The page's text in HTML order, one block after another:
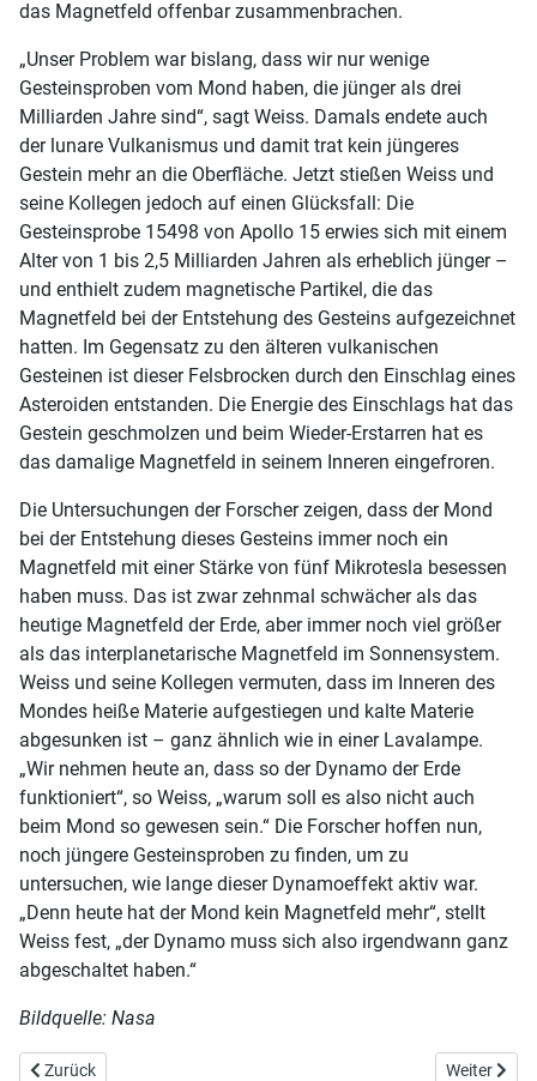
das Magnetfeld offenbar zusammenbrachen.
„Unser Problem war bislang, dass wir nur wenige
Gesteinsproben vom Mond haben, die jünger als drei
Milliarden Jahre sind“, sagt Weiss. Damals endete auch
der lunare Vulkanismus und damit trat kein jüngeres
Gestein mehr an die Oberfläche. Jetzt stießen Weiss und
seine Kollegen jedoch auf einen Glücksfall: Die
Gesteinsprobe 15498 von Apollo 15 erwies sich mit einem
Alter von 1 bis 2,5 Milliarden Jahren als erheblich jünger –
und enthielt zudem magnetische Partikel, die das
Magnetfeld bei der Entstehung des Gesteins aufgezeichnet
hatten. Im Gegensatz zu den älteren vulkanischen
Gesteinen ist dieser Felsbrocken durch den Einschlag eines
Asteroiden entstanden. Die Energie des Einschlags hat das
Gestein geschmolzen und beim Wieder-Erstarren hat es
das damalige Magnetfeld in seinem Inneren eingefroren.
Die Untersuchungen der Forscher zeigen, dass der Mond
bei der Entstehung dieses Gesteins immer noch ein
Magnetfeld mit einer Stärke von fünf Mikrotesla besessen
haben muss. Das ist zwar zehnmal schwächer als das
heutige Magnetfeld der Erde, aber immer noch viel größer
als das interplanetarische Magnetfeld im Sonnensystem.
Weiss und seine Kollegen vermuten, dass im Inneren des
Mondes heiße Materie aufgestiegen und kalte Materie
abgesunken ist – ganz ähnlich wie in einer Lavalampe.
„Wir nehmen heute an, dass so der Dynamo der Erde
funktioniert“, so Weiss, „warum soll es also nicht auch
beim Mond so gewesen sein.“ Die Forscher hoffen nun,
noch jüngere Gesteinsproben zu finden, um zu
untersuchen, wie lange dieser Dynamoeffekt aktiv war.
„Denn heute hat der Mond kein Magnetfeld mehr“, stellt
Weiss fest, „der Dynamo muss sich also irgendwann ganz
abgeschaltet haben.“
Bildquelle: Nasa
Vorheriger Beitrag: Seltsamer Zwergstern, seltsame Supernova
Zurück Nächster
Weiter